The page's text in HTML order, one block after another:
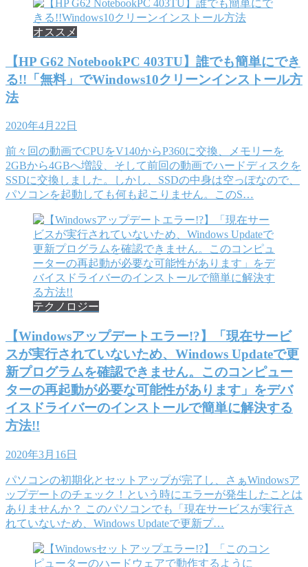
オススメ
【HP G62 NotebookPC 403TU】誰でも簡単にでき
る!!「無料」でWindows10クリーンインストール方
法
2020年4月22日
前々回の動画でCPUをV140からP360に交換、メモリーを
2GBから4GBへ増設、そして前回の動画でハードディスクを
SSDに交換しました。しかし、SSDの中身は空っぽなので、
パソコンを起動しても何も起こりません。このS…
テクノロジー
【Windowsアップデートエラー!?】「現在サービ
スが実行されていないため、Windows Updateで更
新プログラムを確認できません。このコンピュー
ターの再起動が必要な可能性があります」をデバ
イスドライバーのインストールで簡単に解決する
方法!!
2020年3月16日
パソコンの初期化とセットアップが完了し、さぁWindowsア
ップデートのチェック！という時にエラーが発生したことは
ありませんか？ このパソコンでも「現在サービスが実行さ
れていないため、Windows Updateで更新プ…